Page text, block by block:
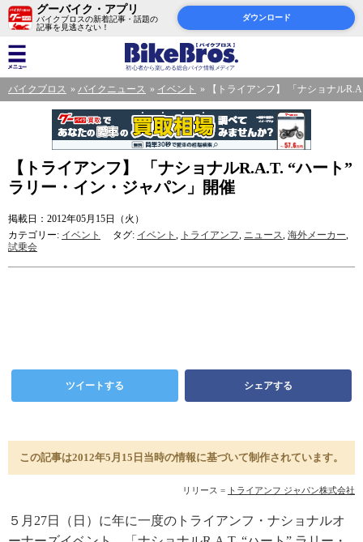
グーバイク・アプリ
バイクブロスの新着記事・話題の
記事を見逃さない！
ダウンロード
バイクブロス バイクニュース イベント 【トライアンフ】 「ナショナル
【トライアンフ】 「ナショナルR.A.T. “ハート”
ラリー・イン・ジャパン」開催
掲載日：2012年05月15日（火）
カテゴリー: イベント タグ: イベント , トライアンフ, ニュース, 海外メーカー,
試乗会
ツイートする シェアする
この記事は2012年5月15日当時の情報に基づいて制作されています。
リリース = トライアンフ ジャパン株式会社
５月27日（日）に年に一度のトライアンフ・ナショナルオ